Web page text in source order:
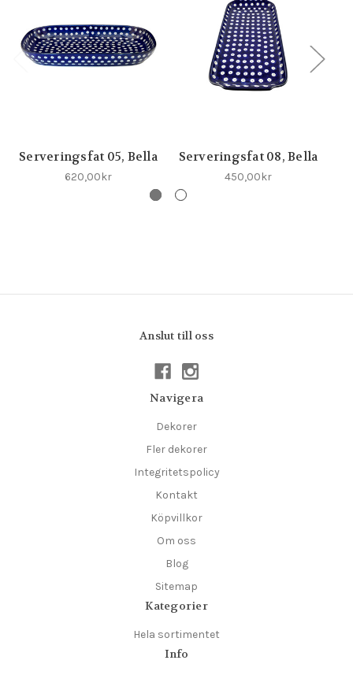
Serveringsfat 05, Bella
620,00kr
Serveringsfat 08, Bella
450,00kr
Anslut till oss
Navigera
Dekorer
Fler dekorer
Integritetspolicy
Kontakt
Köpvillkor
Om oss
Blog
Sitemap
Kategorier
Hela sortimentet
Info